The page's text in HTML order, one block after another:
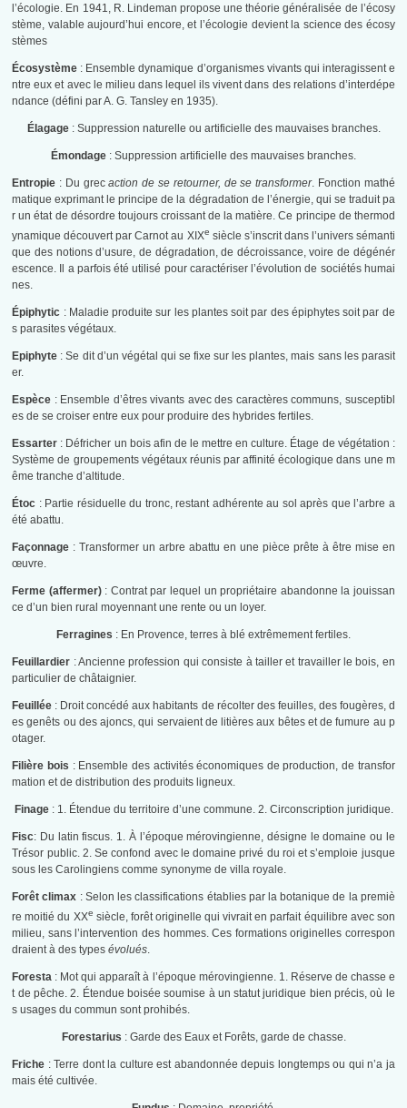
l’écologie. En 1941, R. Lindeman propose une théorie généralisée de l’écosy
stème, valable aujourd’hui encore, et l’écologie devient la science des écosy
stèmes
Écosystème : Ensemble dynamique d’organismes vivants qui interagissent e
ntre eux et avec le milieu dans lequel ils vivent dans des relations d’interdépe
ndance (défini par A. G. Tansley en 1935).
Élagage: Suppression naturelle ou artificielle des mauvaises branches.
Émondage : Suppression artificielle des mauvaises branches.
Entropie : Du grecaction de se retourner, de se transformer. Fonction mathé
matique exprimant le principe de la dégradation de l’énergie, qui se traduit pa
r un état de désordre toujours croissant de la matière. Ce principe de thermod
ynamique découvert par Carnot au XIXe siècle s’inscrit dans l’univers sémanti
que des notions d’usure, de dégradation, de décroissance, voire de dégénér
escence. Il a parfois été utilisé pour caractériser l’évolution de sociétés humai
nes.
Épiphytic : Maladie produite sur les plantes soit par des épiphytes soit par de
s parasites végétaux.
Epiphyte : Se dit d’un végétal qui se fixe sur les plantes, mais sans les parasit
er.
Espèce : Ensemble d’êtres vivants avec des caractères communs, susceptibl
es de se croiser entre eux pour produire des hybrides fertiles.
Essarter : Défricher un bois afin de le mettre en culture. Étage de végétation :
Système de groupements végétaux réunis par affinité écologique dans une m
ême tranche d’altitude.
Étoc : Partie résiduelle du tronc, restant adhérente au sol après que l’arbre a
été abattu.
Façonnage : Transformer un arbre abattu en une pièce prête à être mise en
œuvre.
Ferme (affermer): Contrat par lequel un propriétaire abandonne la jouissan
ce d’un bien rural moyennant une rente ou un loyer.
Ferragines : En Provence, terres à blé extrêmement fertiles.
Feuillardier : Ancienne profession qui consiste à tailler et travailler le bois, en
particulier de châtaignier.
Feuillée : Droit concédé aux habitants de récolter des feuilles, des fougères, d
es genêts ou des ajoncs, qui servaient de litières aux bêtes et de fumure au p
otager.
Filière bois : Ensemble des activités économiques de production, de transfor
mation et de distribution des produits ligneux.
Finage: 1. Étendue du territoire d’une commune. 2. Circonscription juridique.
Fisc: Du latin fiscus. 1. À l’époque mérovingienne, désigne le domaine ou le
Trésor public. 2. Se confond avec le domaine privé du roi et s’emploie jusque
sous les Carolingiens comme synonyme de villa royale.
Forêt climax : Selon les classifications établies par la botanique de la premiè
re moitié du XXe siècle, forêt originelle qui vivrait en parfait équilibre avec son
milieu, sans l’intervention des hommes. Ces formations originelles correspon
draient à des typesévolués.
Foresta : Mot qui apparaît à l’époque mérovingienne. 1. Réserve de chasse e
t de pêche. 2. Étendue boisée soumise à un statut juridique bien précis, où le
s usages du commun sont prohibés.
Forestarius : Garde des Eaux et Forêts, garde de chasse.
Friche : Terre dont la culture est abandonnée depuis longtemps ou qui n’a ja
mais été cultivée.